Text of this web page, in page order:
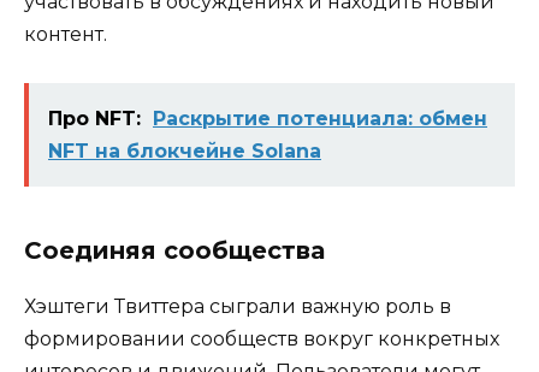
контент.
Про NFT: Раскрытие потенциала: обмен
NFT на блокчейне Solana
Соединяя сообщества
Хэштеги Твиттера сыграли важную роль в
формировании сообществ вокруг конкретных